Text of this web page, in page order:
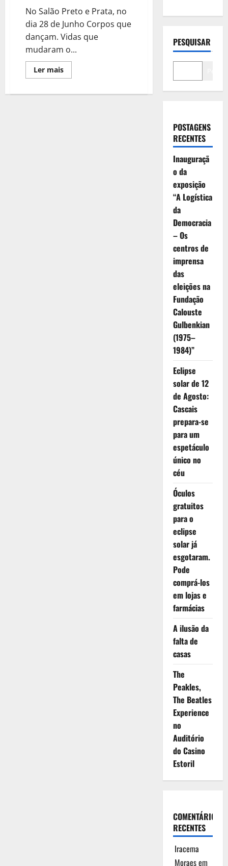
No Salão Preto e Prata, no
dia 28 de Junho Corpos que
dançam. Vidas que
mudaram o...
Ler maisLeia
mais
de
PESQUISAR
POSTAGENS
RECENTES
Inauguraçã
o da
exposição
“A Logística
da
Democracia
– Os
centros de
imprensa
das
eleições na
Fundação
Calouste
Gulbenkian
(1975–
1984)”
Eclipse
solar de 12
de Agosto:
Cascais
prepara-se
para um
espetáculo
único no
céu
Óculos
gratuitos
para o
eclipse
solar já
esgotaram.
Pode
comprá-los
em lojas e
farmácias
A ilusão da
falta de
casas
The
Peakles,
The Beatles
Experience
no
Auditório
do Casino
Estoril
COMENTÁRIOS
RECENTES
Iracema
Moraesem